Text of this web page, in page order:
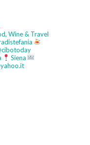
Wine & Travel
Siena